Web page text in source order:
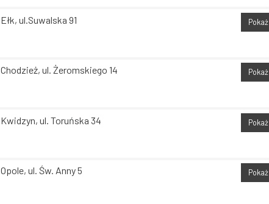
Ełk, ul.Suwalska 91 Pokaż
Chodzież, ul. Żeromskiego 14 Pokaż
Kwidzyn, ul. Toruńska 34 Pokaż
Opole, ul. Św. Anny 5 Pokaż